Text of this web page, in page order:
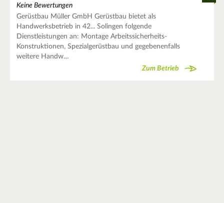
Keine Bewertungen
Gerüstbau Müller GmbH Gerüstbau bietet als
Handwerksbetrieb in 42... Solingen folgende
Dienstleistungen an: Montage Arbeitssicherheits-
Konstruktionen, Spezialgerüstbau und gegebenenfalls
weitere Handw…
Zum Betrieb